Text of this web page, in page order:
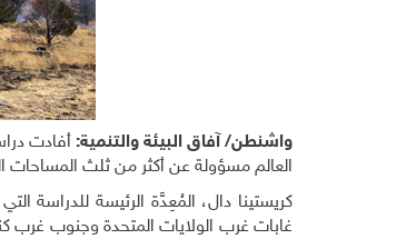
واشنطن/ آفاق البيئة والتنمية: أفادت
العالم مسؤولة عن أكثر من ثلث المساحات
كريستينا دال، المُعِدَّة الرئيسة للدراسة
غابات غرب الولايات المتحدة وجنوب غرب